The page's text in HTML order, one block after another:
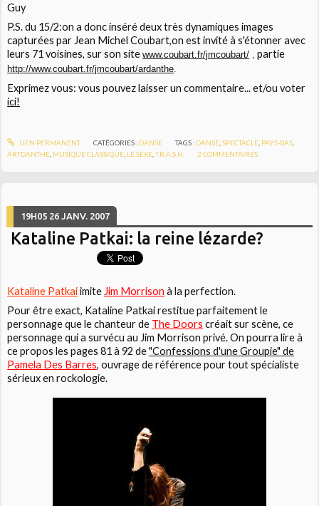
Guy
P.S. du 15/2:on a donc inséré deux très dynamiques images
capturées par Jean Michel Coubart,on est invité à s'étonner avec
leurs 71 voisines, sur son sitewww.coubart.fr/jmcoubart/ partie
http://www.coubart.fr/jmcoubart/ardanthe
Exprimez vous: vous pouvez laisser un commentaire... et/ou voter
ici!
LIEN PERMANENT CATÉGORIES : DANSE TAGS : DANSE,SPECTACLE, PAYS-BAS,
ARTDANTHE, MUSIQUE CLASSIQUE, LE SEXE,T.R.A.S.H. 2 COMMENTAIRES
19H05 26 JANV. 2007
Kataline Patkai: la reine lézarde?
Kataline Patkaiimite Jim Morrison à la perfection.
Pour être exact, Kataline Patkairestitue parfaitement le
personnage que le chanteur de The Doors créait sur scène, ce
personnage qui a survécu au Jim Morrison privé. On pourra lire à
ce propos les pages 81 à 92 de"Confessions d'une Groupie" de
Pamela Des Barres, ouvrage de référence pour tout spécialiste
sérieux en rockologie.